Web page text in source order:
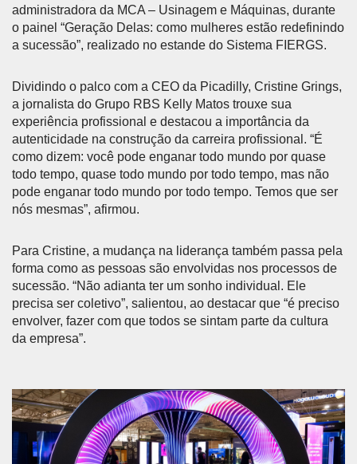
administradora da MCA – Usinagem e Máquinas, durante
o painel “Geração Delas: como mulheres estão redefinindo
a sucessão”, realizado no estande do Sistema FIERGS.
Dividindo o palco com a CEO da Picadilly, Cristine Grings,
a jornalista do Grupo RBS Kelly Matos trouxe sua
experiência profissional e destacou a importância da
autenticidade na construção da carreira profissional. “É
como dizem: você pode enganar todo mundo por quase
todo tempo, quase todo mundo por todo tempo, mas não
pode enganar todo mundo por todo tempo. Temos que ser
nós mesmas”, afirmou.
Para Cristine, a mudança na liderança também passa pela
forma como as pessoas são envolvidas nos processos de
sucessão. “Não adianta ter um sonho individual. Ele
precisa ser coletivo”, salientou, ao destacar que “é preciso
envolver, fazer com que todos se sintam parte da cultura
da empresa”.
Anterior